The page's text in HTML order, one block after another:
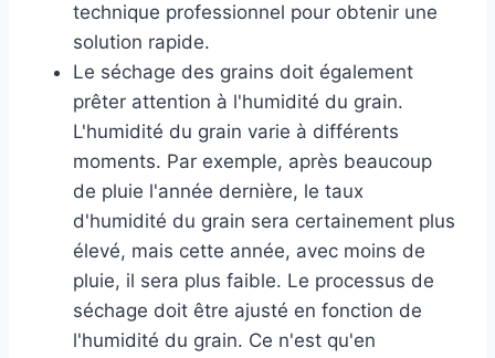
technique professionnel pour obtenir une
solution rapide.
Le séchage des grains doit également
prêter attention à l'humidité du grain.
L'humidité du grain varie à différents
moments. Par exemple, après beaucoup
de pluie l'année dernière, le taux
d'humidité du grain sera certainement plus
élevé, mais cette année, avec moins de
pluie, il sera plus faible. Le processus de
séchage doit être ajusté en fonction de
l'humidité du grain. Ce n'est qu'en